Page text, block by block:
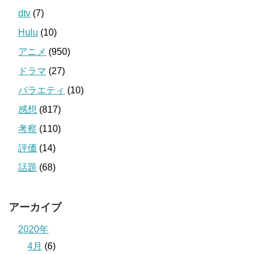
dtv (7)
Hulu (10)
アニメ (950)
ドラマ (27)
バラエティ (10)
感想 (817)
考察 (110)
評価 (14)
話題 (68)
アーカイブ
2020年
4月 (6)